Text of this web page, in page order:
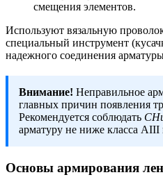
смещения элементов.
Используют вязальную
специальный инструмент
надежного соединения
Внимание! Неправильное
главных причин появления
Рекомендуется соблюдать
арматуру не ниже класса AIII
Основы армирования